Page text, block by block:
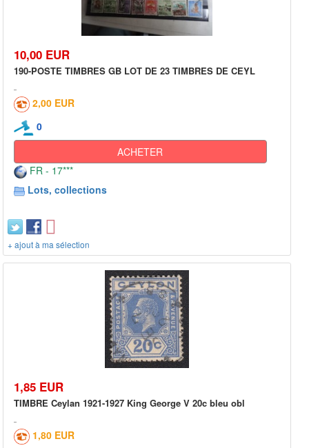
10,00 EUR
190-POSTE TIMBRES GB LOT DE 23 TIMBRES DE CEYL
2,00 EUR
0
ACHETER
FR - 17***
Lots, collections
+ ajout à ma sélection
1,85 EUR
TIMBRE Ceylan 1921-1927 King George V 20c bleu obl
1,80 EUR